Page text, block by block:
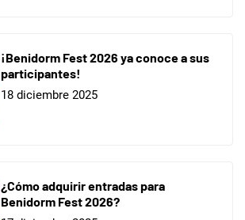
¡Benidorm Fest 2026 ya conoce a sus
participantes!
18 diciembre 2025
¿Cómo adquirir entradas para
Benidorm Fest 2026?